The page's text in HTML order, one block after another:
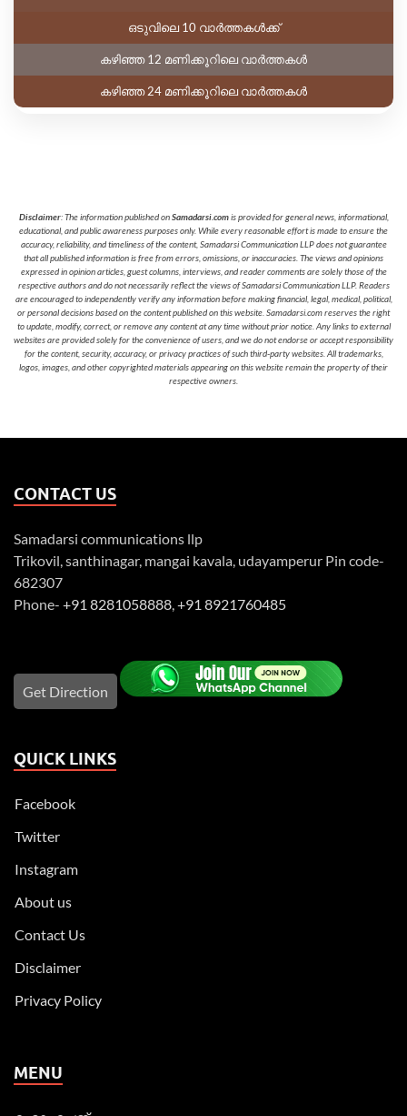
ഒടുവിലെ 10 വാർത്തകൾക്ക്
കഴിഞ്ഞ 12 മണിക്കൂറിലെ വാർത്തകൾ
കഴിഞ്ഞ 24 മണിക്കൂറിലെ വാർത്തകൾ
Disclaimer: The information published onSamadarsi.comis provided for general news, informational,
educational, and public awareness purposes only. While every reasonable effort is made to ensure the
accuracy, reliability, and timeliness of the content, Samadarsi Communication LLP does not guarantee
that all published information is free from errors, omissions, or inaccuracies. The views and opinions
expressed in opinion articles, guest columns, interviews, and reader comments are solely those of the
respective authors and do not necessarily reflect the views of Samadarsi Communication LLP. Readers
are encouraged to independently verify any information before making financial, legal, medical, political,
or personal decisions based on the content published on this website. Samadarsi.com reserves the right
to update, modify, correct, or remove any content at any time without prior notice. Any links to external
websites are provided solely for the convenience of users, and we do not endorse or accept responsibility
for the content, security, accuracy, or privacy practices of such third-party websites. All trademarks,
logos, images, and other copyrighted materials appearing on this website remain the property of their
respective owners.
CONTACT US
Samadarsi communications llp
Trikovil, santhinagar, mangai kavala, udayamperur Pin code-
682307
Phone- +91 8281058888 +91 8921760485
Get Direction
QUICK LINKS
Facebook
Twitter
Instagram
About us
Contact Us
Disclaimer
Privacy Policy
MENU